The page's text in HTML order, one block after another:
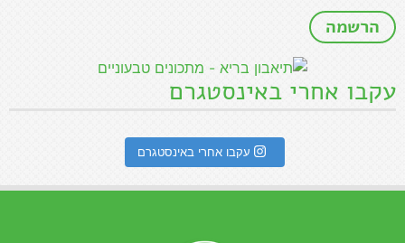
עקבו אחרי באינסטגרם
עקבו אחרי באינסטגרם